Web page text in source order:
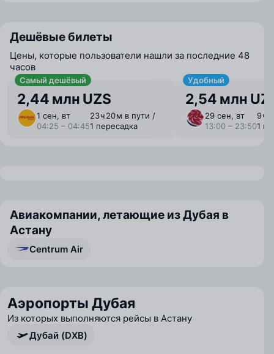
Дешёвые билеты
Цены, которые пользователи нашли за последние 48
часов
Самый дешёвый
2,44 млн UZS
1 сен, вт
04:25 – 04:45
23 ⁠ч 20 ⁠м в пути /
1 пересадка
Удобный
2,54 млн
29 сен, вт
13:00 – 23:50
9 ⁠ч
1
Авиакомпании, летающие из Дубая в
Астану
Centrum Air
Аэропорты Дубая
Из которых выполняются рейсы в Астану
Дубай (DXB)